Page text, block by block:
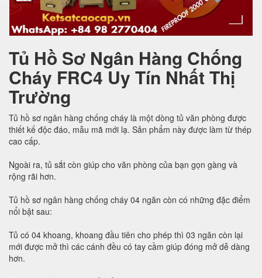
Tủ Hồ Sơ Ngân Hàng Chống
Cháy FRC4 Uy Tín Nhất Thị
Trường
Tủ hồ sơ ngân hàng chống cháy là một dòng tủ văn phòng được
thiết kế độc đáo, mẫu mã mới lạ. Sản phẩm này được làm từ thép
cao cấp.
Ngoài ra, tủ sắt còn giúp cho văn phòng của bạn gọn gàng và
rộng rãi hơn.
Tủ hồ sơ ngân hàng chống cháy 04 ngăn còn có những đặc điểm
nổi bật sau:
Tủ có 04 khoang, khoang đầu tiên cho phép thì 03 ngăn còn lại
mới được mở thì các cánh đều có tay cầm giúp đóng mở dễ dàng
hơn.